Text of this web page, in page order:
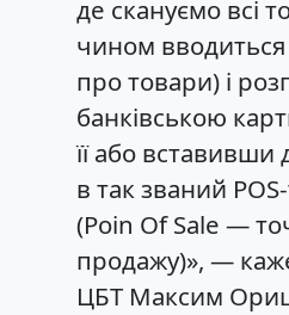
де скануємо всі
чином вводиться
про товари) і
банківською
її або вставивши
в так званий
(Poin Of Sale —
продажу)», —
ЦБТ Максим